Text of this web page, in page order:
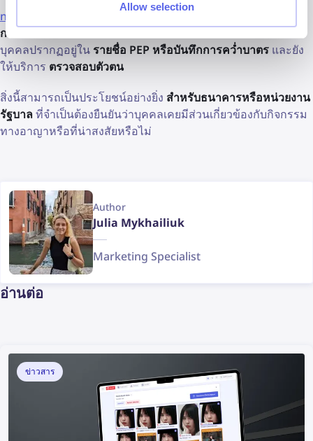
Allow selection
namescan.io
การป้องกันการฟอกเงิน
บุคคลปรากฏอยู่ใน รายชื่อ PEP หรือบันทึกการคว่ำบาตร และยัง
ให้บริการ ตรวจสอบตัวตน
สิ่งนี้สามารถเป็นประโยชน์อย่างยิ่ง สำหรับธนาคารหรือหน่วยงาน
รัฐบาลที่จำเป็นต้องยืนยันว่าบุคคลเคยมีส่วนเกี่ยวข้องกับกิจกรรม
ทางอาญาหรือที่น่าสงสัยหรือไม่
Author
Julia Mykhailiuk
Marketing Specialist
อ่านต่อ
ข่าวสาร